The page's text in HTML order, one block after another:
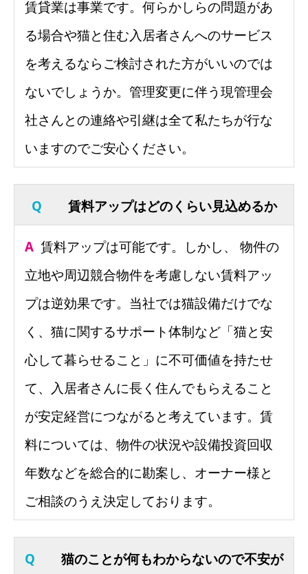
賃貸業は事業です。何らかしらの問題があ
る場合や猫と住む入居者さんへのサービス
を考えるならご検討された方がいいのでは
ないでしょうか。管理変更に伴う現管理会
社さんとの連絡や引継は全て私たちが行な
いますのでご安心ください。
Q 賃料アップはどのくらい見込めるか
A 賃料アップは可能です。しかし、 物件の
立地や周辺競合物件を考慮しない賃料アッ
プは逆効果です。 当社では猫設備だけでな
く、猫に関するサポート体制など「猫と安
心して暮らせること」に不可価値を持たせ
て、入居者さんに長く住んでもらえること
が安定経営につながると考えています。賃
料については、 物件の状況や設備投資回収
年数などを総合的に勘案し、 オーナー様と
ご相談のうえ決定しております。
Q
猫のことが何もわからないので不安が